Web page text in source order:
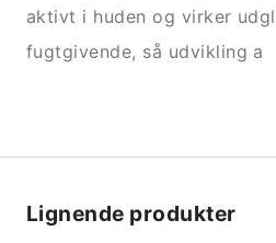
aktivt i huden og virker
fugtgivende, så udvikling a
Lignende produkter